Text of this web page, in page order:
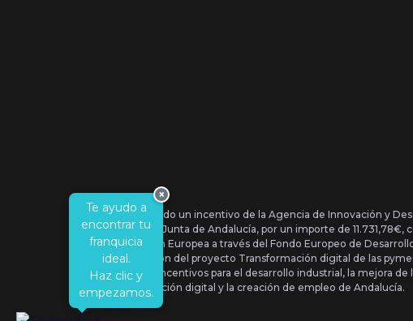
Se ha recibido un incentivo de la Agencia de Innovación y
IDEA, de la Junta de Andalucía, por un importe de 11.731,78€,
por la Unión Europea a través del Fondo Europeo de
la realización del proyecto Transformación digital de las
Orden de Incentivos para el desarrollo industrial, la mejora de
transformación digital y la creación de empleo de Andalucía.
Te ayudo a
encontrar tu
franquicia
ideal.
Haz clic y
empezamos.
×